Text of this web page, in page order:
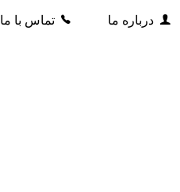
درباره ما تماس با ما